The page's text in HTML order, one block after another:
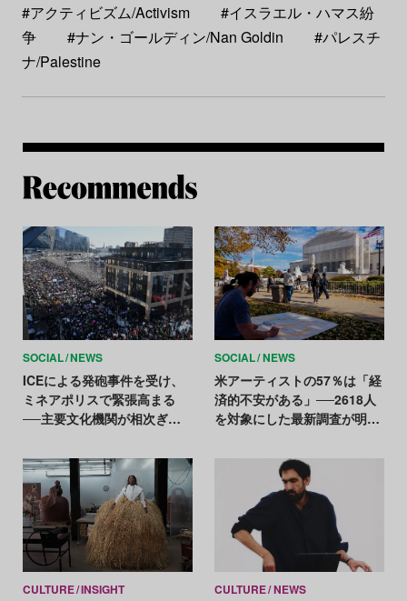
#アクティビズム/Activism
#イスラエル・ハマス紛
争
#ナン・ゴールディン/Nan Goldin
#パレスチ
ナ/Palestine
SOCIAL NEWS
ICEによる発砲事件を受け、
ミネアポリスで緊張高まる
──主要文化機関が相次ぎ休
SOCIAL NEWS
米アーティストの57％は「経
済的不安がある」──2618人
を対象にした最新調査が明か
CULTURE INSIGHT CULTURE NEWS